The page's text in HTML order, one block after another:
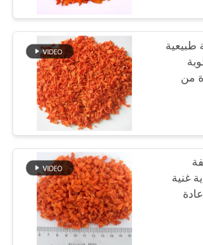
الوسابي
المجففة
طبيعية
من
ونقاط
غنية